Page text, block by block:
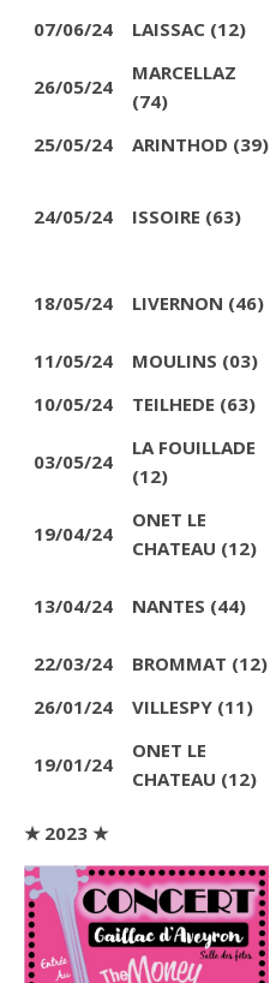
07/06/24 LAISSAC (12)
26/05/24
MARCELLAZ
(74)
25/05/24 ARINTHOD (39)
24/05/24 ISSOIRE (63)
18/05/24 LIVERNON (46)
11/05/24
MOULINS (03)
10/05/24
TEILHEDE (63)
03/05/24
LA FOUILLADE
(12)
19/04/24
ONET LE
CHATEAU (12)
13/04/24 NANTES (44)
22/03/24
BROMMAT (12)
26/01/24
VILLESPY (11)
19/01/24
ONET LE
CHATEAU (12)
★ 2023 ★